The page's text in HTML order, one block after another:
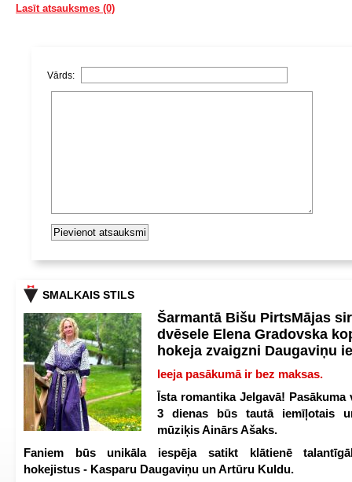
Lasīt atsauksmes (0)
Vārds:
SMALKAIS STILS
Šarmantā Bišu PirtsMājas
dvēsele Elena Gradovska
hokeja zvaigzni Daugaviņu
Ieeja pasākumā ir bez maksas.
Īsta romantika Jelgavā! Pasākuma
3 dienas būs tautā iemīļotais
mūziķis Ainārs Ašaks.
Faniem būs unikāla iespēja satikt klātienē
hokejistus - Kasparu Daugaviņu un Artūru Kuldu.